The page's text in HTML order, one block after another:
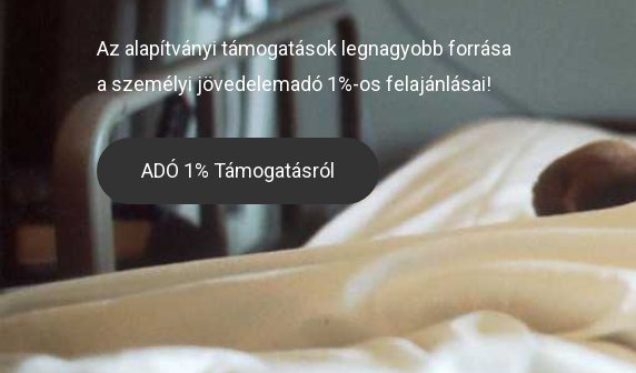
Az alapítványi támogatások legnagyobb forrása
a személyi jövedelemadó 1%-os felajánlásai!
ADÓ 1% Támogatásról